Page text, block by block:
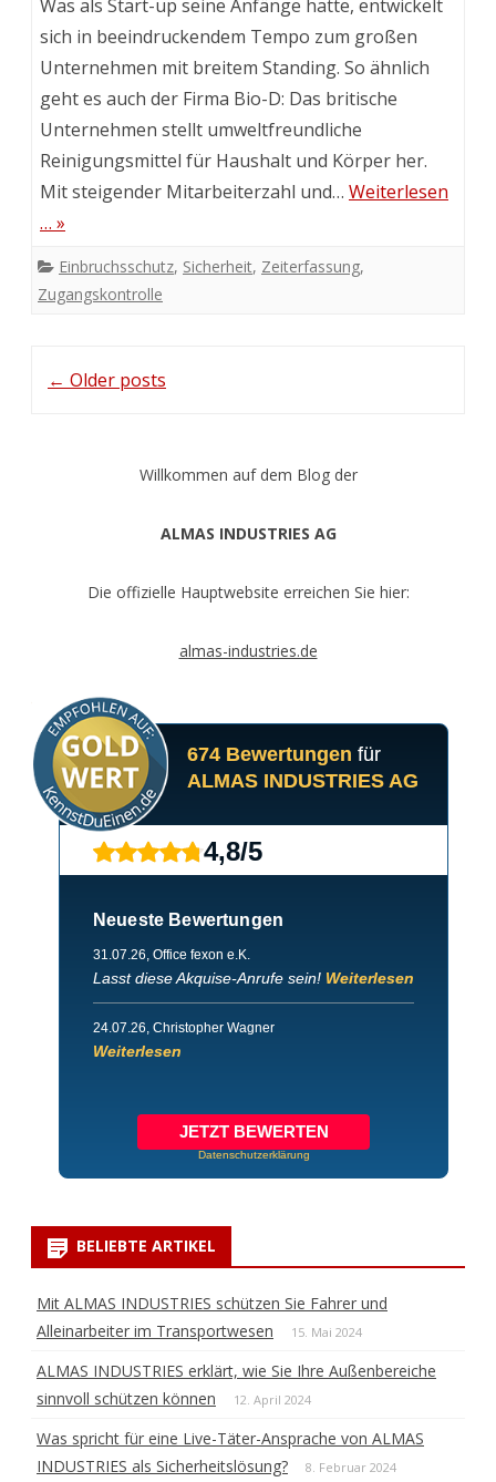
Was als Start-up seine Anfänge hatte, entwickelt
sich in beeindruckendem Tempo zum großen
Unternehmen mit breitem Standing. So ähnlich
geht es auch der Firma Bio-D: Das britische
Unternehmen stellt umweltfreundliche
Reinigungsmittel für Haushalt und Körper her.
Mit steigender Mitarbeiterzahl und… Weiterlesen
… »
Einbruchsschutz, Sicherheit, Zeiterfassung,
Zugangskontrolle
navigation
← Older posts
Willkommen auf dem Blog der
ALMAS INDUSTRIES AG
Die offizielle Hauptwebsite erreichen Sie hier:
almas-industries.de
674 Bewertungen für
ALMAS INDUSTRIES AG
4,8/5
Neueste Bewertungen
31.07.26, Office fexon e.K.
Lasst diese Akquise-Anrufe sein! Weiterlesen
24.07.26, Christopher Wagner
Weiterlesen
JETZT BEWERTEN
Datenschutzerklärung
BELIEBTE ARTIKEL
Mit ALMAS INDUSTRIES schützen Sie Fahrer und
Alleinarbeiter im Transportwesen
15. Mai 2024
ALMAS INDUSTRIES erklärt, wie Sie Ihre Außenbereiche
sinnvoll schützen können
12. April 2024
Was spricht für eine Live-Täter-Ansprache von ALMAS
INDUSTRIES als Sicherheitslösung?
8. Februar 2024